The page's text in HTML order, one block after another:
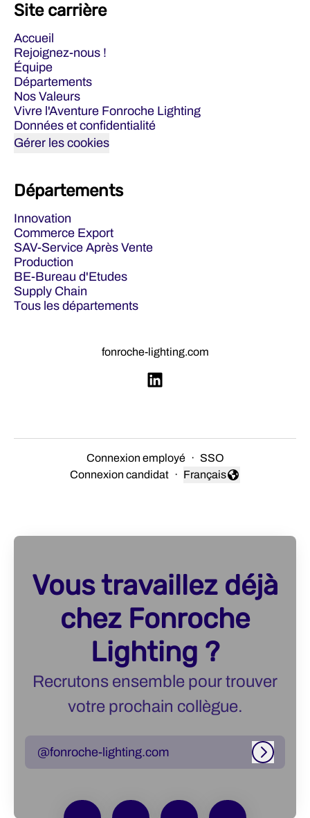
Site carrière
Accueil
Rejoignez-nous !
Équipe
Départements
Nos Valeurs
Vivre l'Aventure Fonroche Lighting
Données et confidentialité
Gérer les cookies
Départements
Innovation
Commerce Export
SAV-Service Après Vente
Production
BE-Bureau d'Etudes
Supply Chain
Tous les départements
fonroche-lighting.com
Connexion employé · SSO
Connexion candidat ·
Changer la langue
Français
Vous travaillez déjà
chez Fonroche
Lighting ?
Recrutons ensemble pour trouver
votre prochain collègue.
@fonroche-lighting.com